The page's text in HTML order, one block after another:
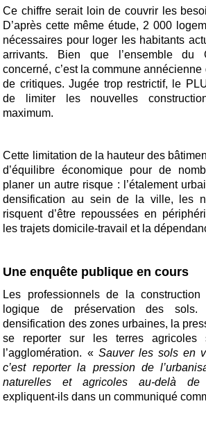
Ce chiffre serait loin de couvrir les
D’après cette même étude, 2 000
nécessaires pour loger les habitants
arrivants. Bien que l’ensemble du
concerné, c’est la commune
de critiques. Jugée trop restrictif, le
de limiter les nouvelles
maximum.
Cette limitation de la hauteur des
d’équilibre économique pour de
planer un autre risque : l’étalement
densification au sein de la ville, les
risquent d’être repoussées en
les trajets domicile-travail et la
Une enquête publique en cours
Les professionnels de la
logique de préservation des
densification des zones urbaines, la
se reporter sur les terres agricoles
l’agglomération. « Sauver les sols en
c’est reporter la pression de
naturelles et agricoles au-delà de
expliquent-ils dans un communiqué